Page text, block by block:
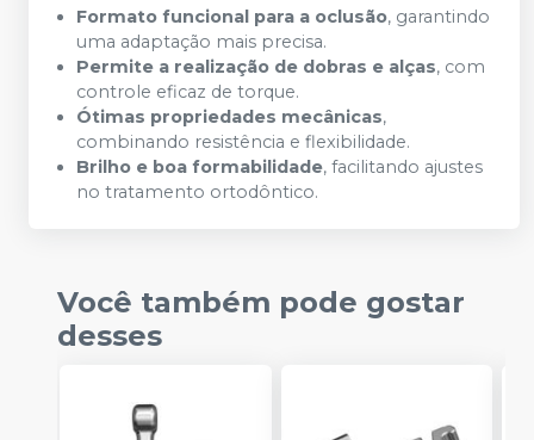
Formato funcional para a oclusão, garantindo
uma adaptação mais precisa.
Permite a realização de dobras e alças, com
controle eficaz de torque.
Ótimas propriedades mecânicas,
combinando resistência e flexibilidade.
Brilho e boa formabilidade, facilitando ajustes
no tratamento ortodôntico.
Você também pode gostar
desses